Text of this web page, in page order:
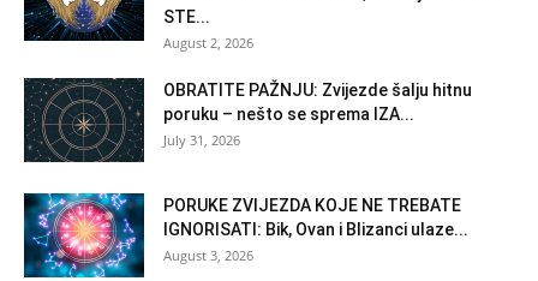
STE...
August 2, 2026
OBRATITE PAŽNJU: Zvijezde šalju hitnu
poruku – nešto se sprema IZA...
July 31, 2026
PORUKE ZVIJEZDA KOJE NE TREBATE
IGNORISATI: Bik, Ovan i Blizanci ulaze...
August 3, 2026